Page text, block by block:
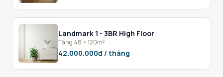
Landmark 1 - 3BR High Floor
Tầng 48 • 120m²
42.000.000đ / tháng